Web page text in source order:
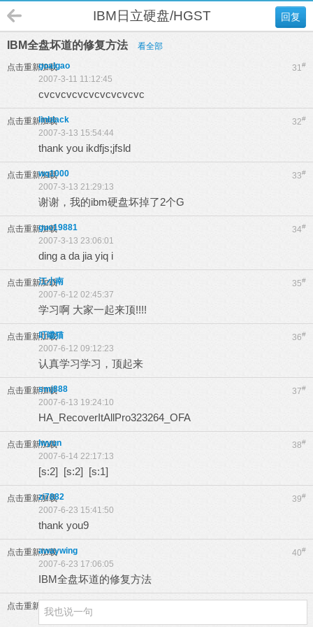
回复
IBM日立硬盘/HGST
IBM全盘坏道的修复方法 看全部
点击重新加载 31#
goalgao
2007-3-11 11:12:45
cvcvcvcvcvcvcvcvcvc
点击重新加载 32#
linblack
2007-3-13 15:54:44
thank you ikdfjs;jfsld
点击重新加载 33#
wq1000
2007-3-13 21:29:13
谢谢，我的ibm硬盘坏掉了2个G
点击重新加载 34#
guo19881
2007-3-13 23:06:01
ding a da jia yiq i
点击重新加载 35#
江小南
2007-6-12 02:45:37
学习啊 大家一起来顶!!!!
点击重新加载 36#
叮噹猫
2007-6-12 09:12:23
认真学习学习，顶起来
点击重新加载 37#
smj888
2007-6-13 19:24:10
HA_RecoverItAllPro323264_OFA
点击重新加载 38#
lwyun
2007-6-14 22:17:13
[s:2] [s:2] [s:1]
点击重新加载 39#
zi7882
2007-6-23 15:41:50
thank you9
点击重新加载 40#
awaywing
2007-6-23 17:06:05
IBM全盘坏道的修复方法
点击重新加载